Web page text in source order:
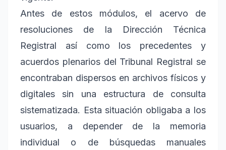
Antes de estos módulos, el acervo de
resoluciones de la Dirección Técnica
Registral así como los precedentes y
acuerdos plenarios del Tribunal Registral se
encontraban dispersos en archivos físicos y
digitales sin una estructura de consulta
sistematizada. Esta situación obligaba a los
usuarios, a depender de la memoria
individual o de búsquedas manuales